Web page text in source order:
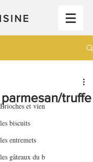
et vien
biscuits
entremets
gâteaux du b
truffe